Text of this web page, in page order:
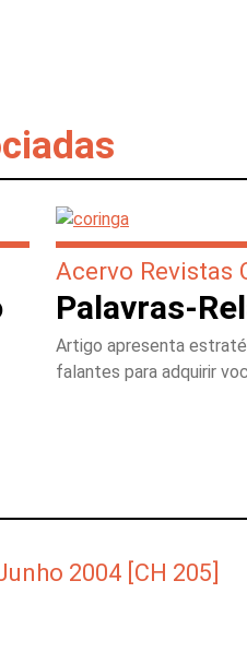
Acervo Revistas
Palavras-
Artigo apresenta
falantes para adquirir
2004 [CH 205]